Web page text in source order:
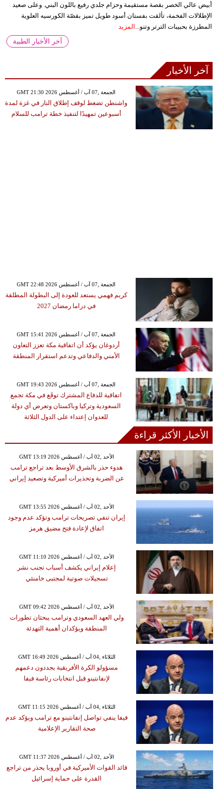
أبيض عالي الخصر بقصة مستقيمة وحزام جلدي رفيع باللون البني. وعلى صعيد
الإطلالات الفخمة، تألقت بفستان أسود طويل تميز بقصّة الكورسيه العلوية
المطرزة بحبيبات الترتر وتنو...
المزيد
آخر الأخبار الطبية
آخر الأخبار
GMT 21:30 2026 الجمعة ,07 آب / أغسطس
واشنطن تضغط لوقف إطلاق النار في غزة لمدة
أسبوعين تمهيدًا لتنفيذ خطة ترامب للسلام
GMT 22:48 2026 الجمعة ,07 آب / أغسطس
كريم فهمي يستعد للعودة إلى البطولة المطلقة
في دراما رمضان 2027
GMT 15:41 2026 الجمعة ,07 آب / أغسطس
أردوغان يؤكد أن اتفاقية مكة تعزز التعاون
الأمني والدفاعي وتدعم استقرار المنطقة
GMT 19:43 2026 الجمعة ,07 آب / أغسطس
اتفاقية للدفاع المشترك توقَع في مكة تجمع
السعودية وتركيا وباكستان وتعرض أي دولة
للعدوان إعتداء على الدول الثلاثة
الأخبار الأكثر قراءة
GMT 13:19 2026 الأحد ,02 آب / أغسطس
هدوء حذر بالشرق الأوسط بعد تراجع ترامب
عن الضربة وتحذيرات أميركية وتصعيد إيراني
GMT 13:55 2026 الأحد ,02 آب / أغسطس
إيران تنفي تصريحات ترامب وتؤكد عدم وجود
اتفاق لإعادة فتح مضيق هرمز
GMT 11:10 2026 الأحد ,02 آب / أغسطس
إعلام إيراني يكشف أسباب تجنب نشر
تسجيلات صوتية لمجتبى خامنئي
GMT 09:42 2026 الأحد ,02 آب / أغسطس
ولي العهد السعودي وترامب يبحثان تطورات
المنطقة ويؤكدان أهمية التهدئة
GMT 16:49 2026 الثلاثاء ,04 آب / أغسطس
مسؤولو الكرة الأفريقية يجددون دعمهم
لإنفانتينو قبل انتخابات رئاسة فيفا
GMT 11:15 2026 الثلاثاء ,04 آب / أغسطس
فيفا ينفي تواصل إنفانتينو مع ترامب ويؤكد عدم
صحة التقارير الإعلامية
GMT 11:37 2026 الأحد ,02 آب / أغسطس
قائد القوات الأميركية في أوروبا يحذر من تراجع
القدرة على حماية إسرائيل